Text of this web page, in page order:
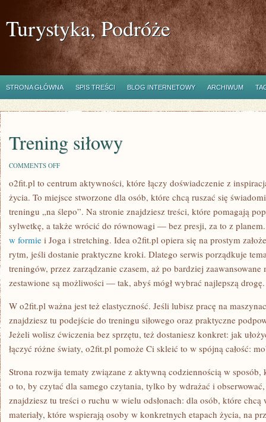
Turystyka, Podróże
STRONA GŁÓWNA SPIS TREŚCI BLOG INTERNETOWY ARCHIWUM
Trening siłowy
COMMENTS OFFON
SIŁOWY
o2fit.pl to centrum aktywności, które łączy doświadczenie z
życia. To miejsce stworzone dla osób, które chcą ruszać się
treningu „na ślepo”. Na stronie znajdziesz treści, które pomagają
sylwetkę, a także wrócić do równowagi — bez presji, za to z
w formie i Joga i stretching. Idea o2fit.pl opiera się na prostym
rytm, jeśli dostanie praktyczne kroki. Dlatego serwis porządkuje
treningów, przez zarządzanie czasem, aż po bardziej
zestawione są możliwości — tak, abyś mógł wybrać najlepszą drogę.
W o2fit.pl ważna jest też elastyczność. Jeśli lubisz pracę na
znajdziesz tu podejście do treningu siłowego oraz praktyczne
Jeżeli wolisz ćwiczenia bez sprzętu, też dostaniesz konkret: jak
łączyć różne światy, o2fit.pl pomoże Ci skleić to w spójną całość:
Strona rozwija tematy związane z aktywną codziennością w
o to, by czytać dla samego czytania, tylko by wdrażać i
znajdziesz tu treści o ruchu w wielu odsłonach: dla osób, które
materiały, które wspierają osoby w konkretnych etapach życia, na